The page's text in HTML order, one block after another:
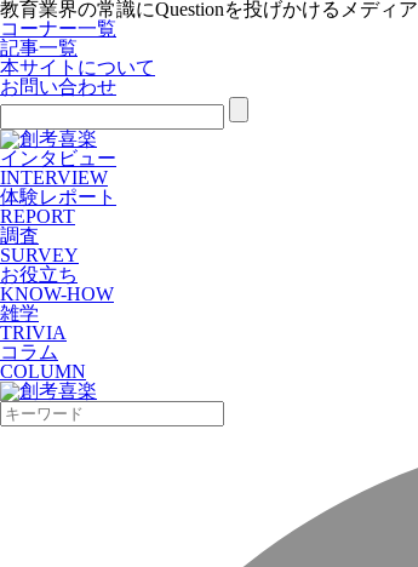
教育業界の常識にQuestionを投げかけるメディア
コーナー一覧
記事一覧
本サイトについて
お問い合わせ
インタビュー
INTERVIEW
体験レポート
REPORT
調査
SURVEY
お役立ち
KNOW-HOW
雑学
TRIVIA
コラム
COLUMN